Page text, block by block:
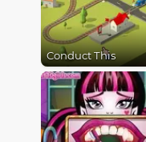
Conduct This